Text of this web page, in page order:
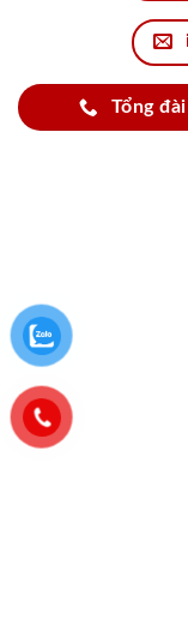
Tổng